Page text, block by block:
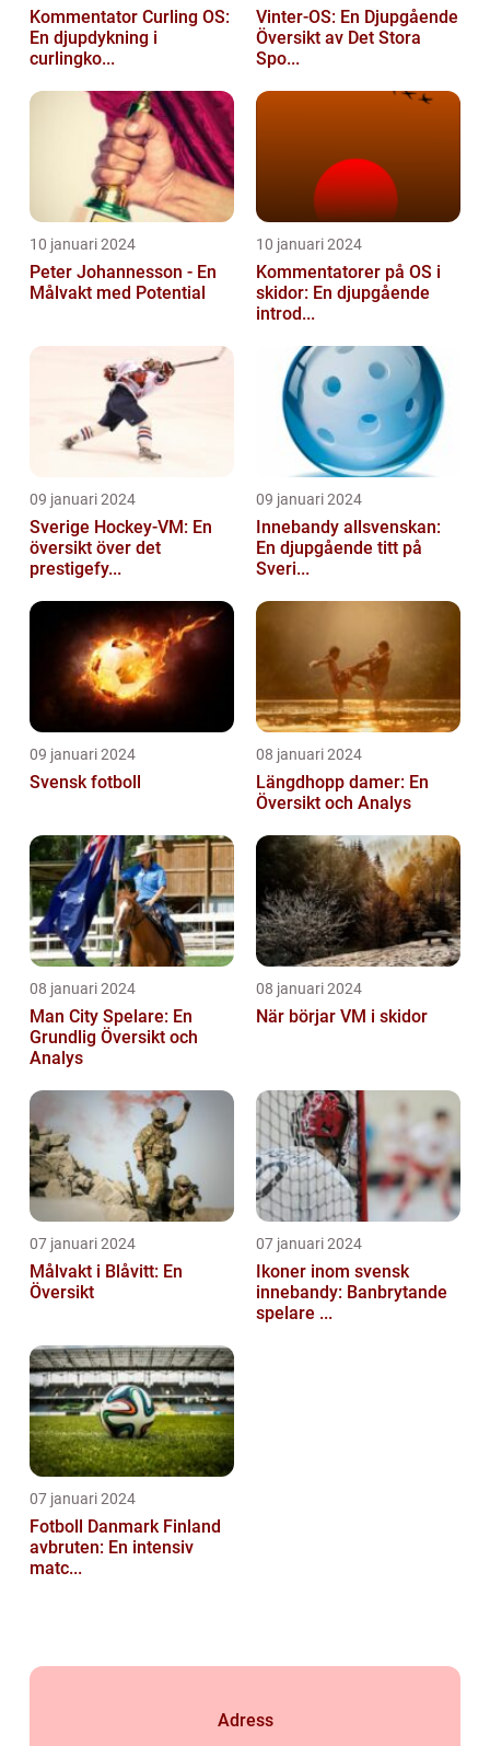
Kommentator Curling OS:
En djupdykning i
curlingko...
Vinter-OS: En Djupgående
Översikt av Det Stora
Spo...
10 januari 2024
Peter Johannesson - En
Målvakt med Potential
10 januari 2024
Kommentatorer på OS i
skidor: En djupgående
introd...
09 januari 2024
Sverige Hockey-VM: En
översikt över det
prestigefy...
09 januari 2024
Innebandy allsvenskan:
En djupgående titt på
Sveri...
09 januari 2024
Svensk fotboll
08 januari 2024
Längdhopp damer: En
Översikt och Analys
08 januari 2024
Man City Spelare: En
Grundlig Översikt och
Analys
08 januari 2024
När börjar VM i skidor
07 januari 2024
Målvakt i Blåvitt: En
Översikt
07 januari 2024
Ikoner inom svensk
innebandy: Banbrytande
spelare ...
07 januari 2024
Fotboll Danmark Finland
avbruten: En intensiv
matc...
Adress